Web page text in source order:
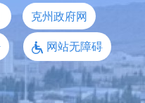
克州政府网
网站无障碍